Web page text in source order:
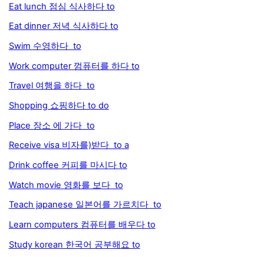
Eat lunch 점심 식사하다 to
Eat dinner 저녁 식사하다 to
Swim 수영하다 to
Work computer 껌퓨터를 하다 to
Travel 여행을 하다 to
Shopping 쇼핑하다 to do
Place 장소 에 가다 to
Receive visa 비자를)받다 to a
Drink coffee 커피를 마시다 to
Watch movie 영화를 보다 to
Teach japanese 일본어를 가르치다 to
Learn computers 컴퓨터를 배우다 to
Study korean 한국어 공부해요 to